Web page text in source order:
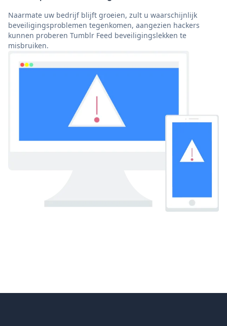
Naarmate uw bedrijf blijft groeien, zult u waarschijnlijk
beveiligingsproblemen tegenkomen, aangezien hackers
kunnen proberen Tumblr Feed beveiligingslekken te
misbruiken.